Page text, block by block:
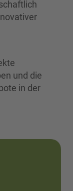
und die
in der